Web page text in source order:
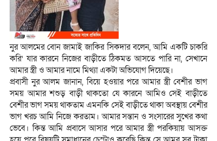
নুর আলমের বোন জামাই জাকির সিকদার বলেন, আমি একটি চাকরি
করি‘ যার কারনে নিজের বাড়ীতে ঠিকমত আসতে পারি না, সেখানে
আমার স্ত্রী ও আমার নামে মিথ্যা একটা অভিযোগ দিয়েছে।
প্রবাসী নুর আলম জানান, বিয়ে হওয়ার পরে আমার স্ত্রী বেশীর ভাগ
সময় আমার শশুড় বাড়ী থাকতো যে কারনে আমিও সেই বাড়ীতে
বেশীর ভাগ সময় থাকতাম এমনকি সেই বাড়ীতে থাকা অবস্থায় বেশীর
ভাগ খরচ আমি নিজে করতাম। আমার সন্তান ও সংসারের সুখের কথা
ভেবে। কিন্ত আমি প্রবাসে আসার পরে আমার স্ত্রী পরকিয়ায় আসক্ত